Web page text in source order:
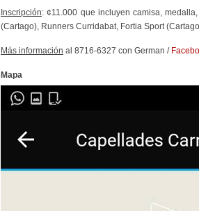
Inscripción: ¢11.000 que incluyen camisa,
(Cartago), Runners Curridabat, Fortia Sport
Más información al 8716-6327 con German /
Mapa